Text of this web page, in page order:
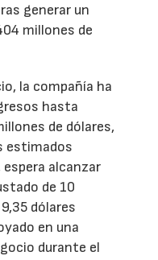
generar un
millones de
la compañía ha
hasta
de dólares,
estimados
alcanzar
de 10
dólares
en una
durante el